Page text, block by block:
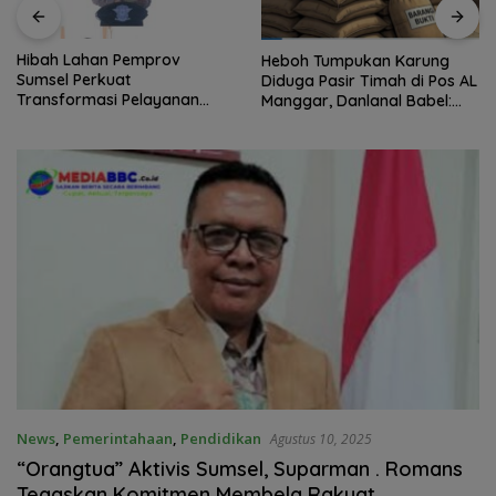
Hibah Lahan Pemprov
Sumsel Perkuat
Transformasi Pelayanan
Heboh Tumpukan Karung
Diduga Pasir Timah di Pos AL
Manggar, Danlanal Babel:
News, Pemerintahaan, Pendidikan Agustus 10, 2025
“Orangtua” Aktivis Sumsel, Suparman . Romans